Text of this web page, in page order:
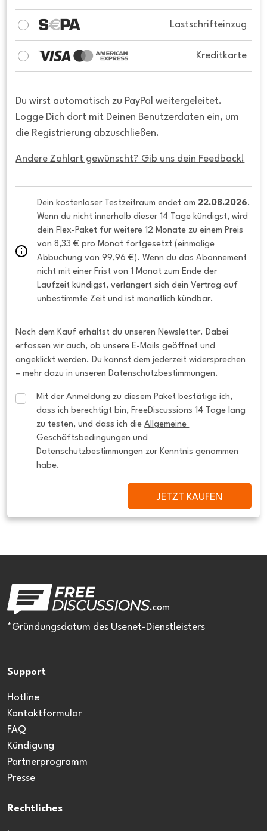
Lastschrifteinzug
Kreditkarte
Du wirst automatisch zu PayPal weitergeleitet.
Logge Dich dort mit Deinen Benutzerdaten ein, um
die Registrierung abzuschließen.
Andere Zahlart gewünscht? Gib uns dein Feedback!
Dein kostenloser Testzeitraum endet am 22.08.2026.
Wenn du nicht innerhalb dieser 14 Tage kündigst, wird
dein Flex-Paket für weitere 12 Monate zu einem Preis
von 8,33 € pro Monat fortgesetzt (einmalige
Abbuchung von 99,96 €). Wenn du das Abonnement
nicht mit einer Frist von 1 Monat zum Ende der
Laufzeit kündigst, verlängert sich dein Vertrag auf
unbestimmte Zeit und ist monatlich kündbar.
Nach dem Kauf erhältst du unseren Newsletter. Dabei
erfassen wir auch, ob unsere E-Mails geöffnet und
angeklickt werden. Du kannst dem jederzeit widersprechen
– mehr dazu in unseren Datenschutzbestimmungen.
Mit der Anmeldung zu diesem Paket bestätige ich,
dass ich berechtigt bin, FreeDiscussions 14 Tage lang
zu testen, und dass ich die Allgemeine
Geschäftsbedingungen
Datenschutzbestimmungen zur Kenntnis genommen
habe.
JETZT KAUFEN
*Gründungsdatum des Usenet-Dienstleisters
Support
Hotline
Kontaktformular
FAQ
Kündigung
Partnerprogramm
Presse
Rechtliches